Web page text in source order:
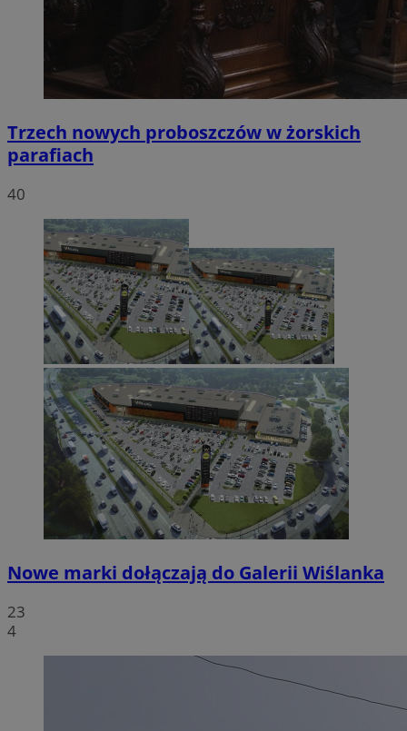
Trzech nowych proboszczów w żorskich
parafiach
40
Nowe marki dołączają do Galerii Wiślanka
23
4